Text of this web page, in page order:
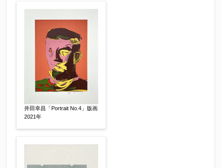
井田幸昌「Portrait No.4」版画
2021年